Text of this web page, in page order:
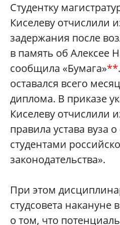
Студентку
Киселеву отчислили
задержания после
в память об Алексее
сообщила «Бумага»**
оставался всего
диплома. В приказе
Киселеву отчислили
правила устава вуза
студентами
законодательства».
При этом
студсовета
о том, что